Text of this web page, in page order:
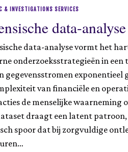
& INVESTIGATIONS SERVICES
data-analyse
data-analyse vormt het
onderzoeksstrategieën in een
gegevensstromen exponentieel
van financiële en
de menselijke waarneming
draagt een latent patroon,
spoor dat bij zorgvuldige